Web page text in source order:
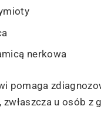
nerkowa
pomaga
u osób z